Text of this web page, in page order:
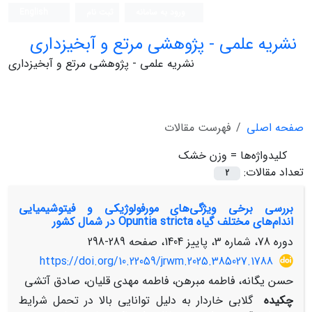
نشریه علمی - پژوهشی مرتع و آبخیزداری
نشریه علمی - پژوهشی مرتع و آبخیزداری
صفحه اصلی
فهرست مقالات
کلیدواژه‌ها = وزن خشک
تعداد مقالات:
2
بررسی برخی ویژگی‌های مورفولوژیکی و فیتوشیمیایی
اندام‌های مختلف گیاه Opuntia stricta در شمال کشور
دوره 78، شماره 3، پاییز 1404، صفحه
289-298
https://doi.org/10.22059/jrwm.2025.385027.1788
حسن یگانه، فاطمه مبرهن، فاطمه مهدی قلیان، صادق آتشی
چکیده
گلابی خاردار‌ به دلیل توانایی بالا در تحمل شرایط